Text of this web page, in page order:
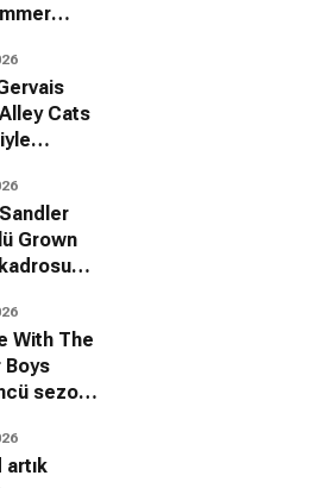
Cats
Grown
With The
Boys
sezon
artık